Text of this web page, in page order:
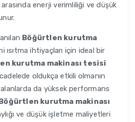
enerji verimliliği ve düşük
Böğürtlen kurutma
ısıtma ihtiyaçları için ideal bir
kurutma makinası tesisi
oldukça etkili olmanın
alanlarda da yüksek performans
kurutma makinası
ve düşük işletme maliyetleri